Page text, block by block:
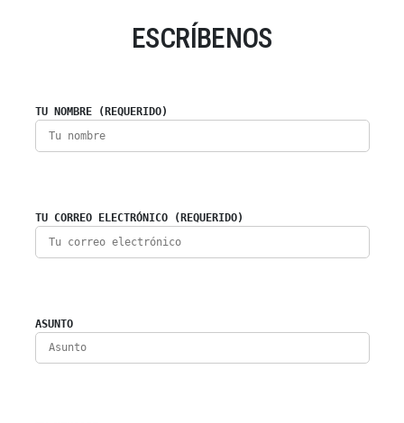
ESCRÍBENOS
TU NOMBRE (REQUERIDO)
TU CORREO ELECTRÓNICO (REQUERIDO)
ASUNTO